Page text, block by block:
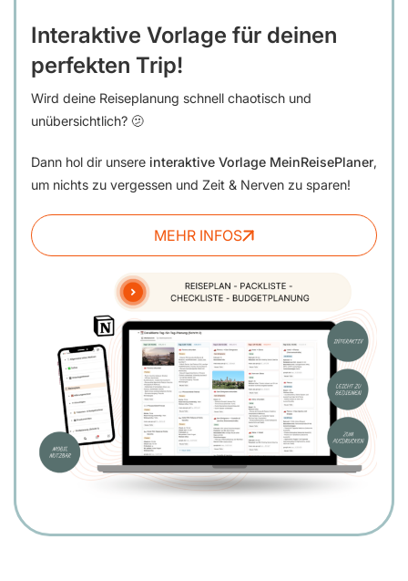
Interaktive Vorlage für deinen
perfekten Trip!
Wird deine Reiseplanung schnell chaotisch und
unübersichtlich? 🫤
Dann hol dir unsere interaktive Vorlage MeinReisePlaner,
um nichts zu vergessen und Zeit & Nerven zu sparen!
MEHR INFOS